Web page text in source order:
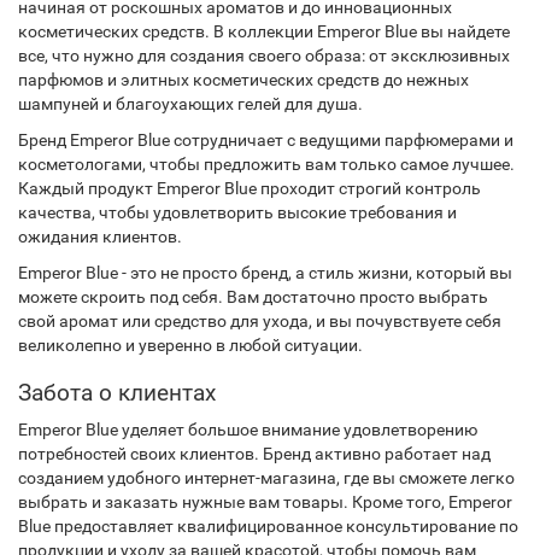
начиная от роскошных ароматов и до инновационных
косметических средств. В коллекции Emperor Blue вы найдете
все, что нужно для создания своего образа: от эксклюзивных
парфюмов и элитных косметических средств до нежных
шампуней и благоухающих гелей для душа.
Бренд Emperor Blue сотрудничает с ведущими парфюмерами и
косметологами, чтобы предложить вам только самое лучшее.
Каждый продукт Emperor Blue проходит строгий контроль
качества, чтобы удовлетворить высокие требования и
ожидания клиентов.
Emperor Blue - это не просто бренд, а стиль жизни, который вы
можете скроить под себя. Вам достаточно просто выбрать
свой аромат или средство для ухода, и вы почувствуете себя
великолепно и уверенно в любой ситуации.
Забота о клиентах
Emperor Blue уделяет большое внимание удовлетворению
потребностей своих клиентов. Бренд активно работает над
созданием удобного интернет-магазина, где вы сможете легко
выбрать и заказать нужные вам товары. Кроме того, Emperor
Blue предоставляет квалифицированное консультирование по
продукции и уходу за вашей красотой, чтобы помочь вам